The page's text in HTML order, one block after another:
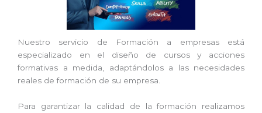
Nuestro servicio de Formación a empresas está
especializado en el diseño de cursos y acciones
formativas a medida, adaptándolos a las necesidades
reales de formación de su empresa.
Para garantizar la calidad de la formación realizamos